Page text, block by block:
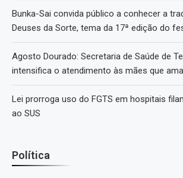
Bunka-Sai convida público a conhecer a
Deuses da Sorte, tema da 17ª edição do
Agosto Dourado: Secretaria de Saúde de
intensifica o atendimento às mães que
Lei prorroga uso do FGTS em hospitais
ao SUS
Política